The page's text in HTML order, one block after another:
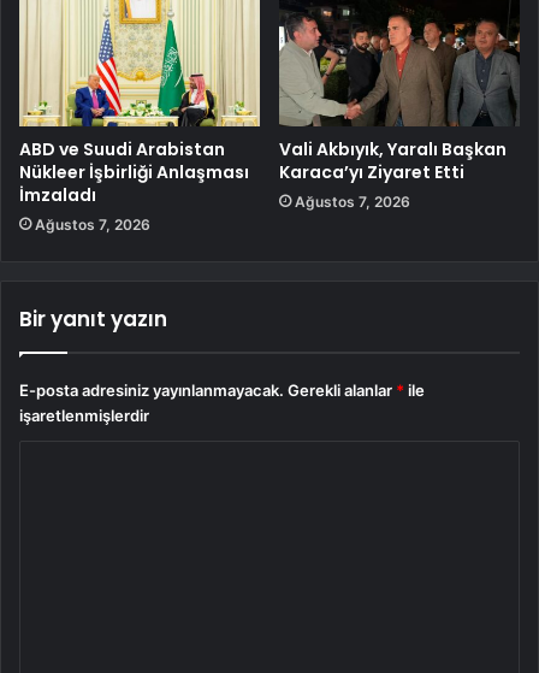
ABD ve Suudi Arabistan
Nükleer İşbirliği Anlaşması
İmzaladı
Ağustos 7, 2026
Vali Akbıyık, Yaralı Başkan
Karaca’yı Ziyaret Etti
Ağustos 7, 2026
Bir yanıt yazın
E-posta adresiniz yayınlanmayacak. Gerekli alanlar * ile
işaretlenmişlerdir